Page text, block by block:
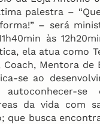
palestra –
– será
às
ela atua como
Mentora de
se ao
da vida com
que busca